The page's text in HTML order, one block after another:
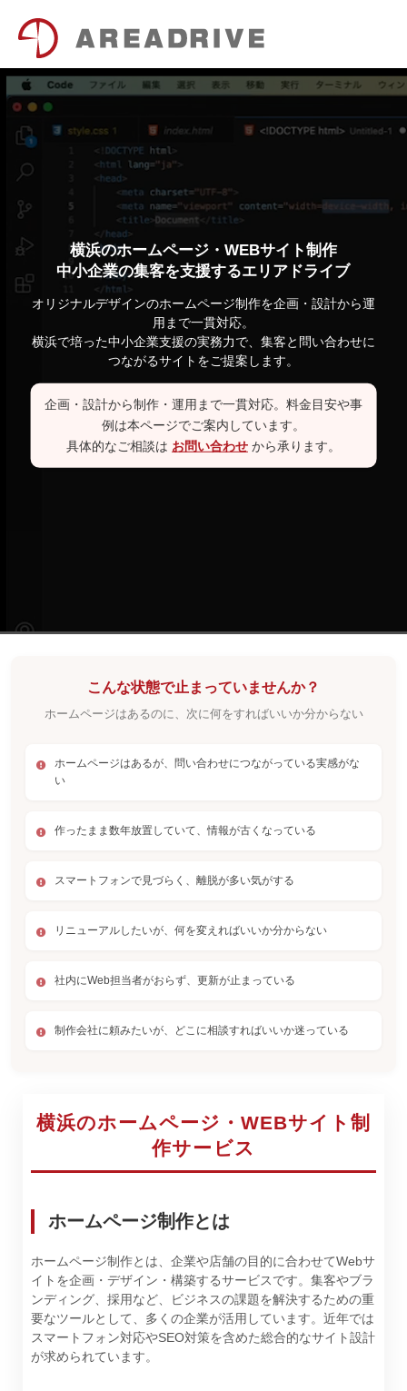
横浜のホームページ・WEBサイト制作
中小企業の集客を支援するエリアドライブ
オリジナルデザインのホームページ制作を企画・設計から運
用まで一貫対応。
横浜で培った中小企業支援の実務力で、集客と問い合わせに
つながるサイトをご提案します。
企画・設計から制作・運用まで一貫対応。料金目安や事
例は本ページでご案内しています。
具体的なご相談は お問い合わせから承ります。
こんな状態で止まっていませんか？
ホームページはあるのに、次に何をすればいいか分からない
ホームページはあるが、問い合わせにつながっている実感がな
い
作ったまま数年放置していて、情報が古くなっている
スマートフォンで見づらく、離脱が多い気がする
リニューアルしたいが、何を変えればいいか分からない
社内にWeb担当者がおらず、更新が止まっている
制作会社に頼みたいが、どこに相談すればいいか迷っている
横浜のホームページ・WEBサイト制
作サービス
ホームページ制作とは
ホームページ制作とは、企業や店舗の目的に合わせてWebサ
イトを企画・デザイン・構築するサービスです。集客やブラ
ンディング、採用など、ビジネスの課題を解決するための重
要なツールとして、多くの企業が活用しています。近年では
スマートフォン対応やSEO対策を含めた総合的なサイト設計
が求められています。